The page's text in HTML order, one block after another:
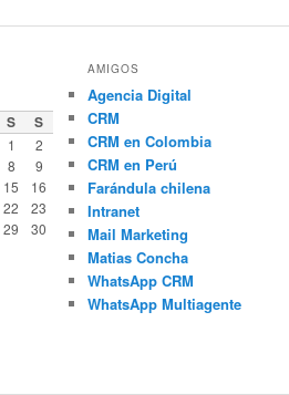
S S
1
2
8
9
15
16
22
23
29
30
AMIGOS
Agencia Digital
CRM
CRM en Colombia
CRM en Perú
Farándula chilena
Intranet
Mail Marketing
Matias Concha
WhatsApp CRM
WhatsApp Multiagente